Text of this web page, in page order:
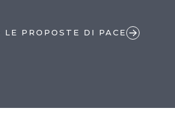
PROPOSTE DI PACE